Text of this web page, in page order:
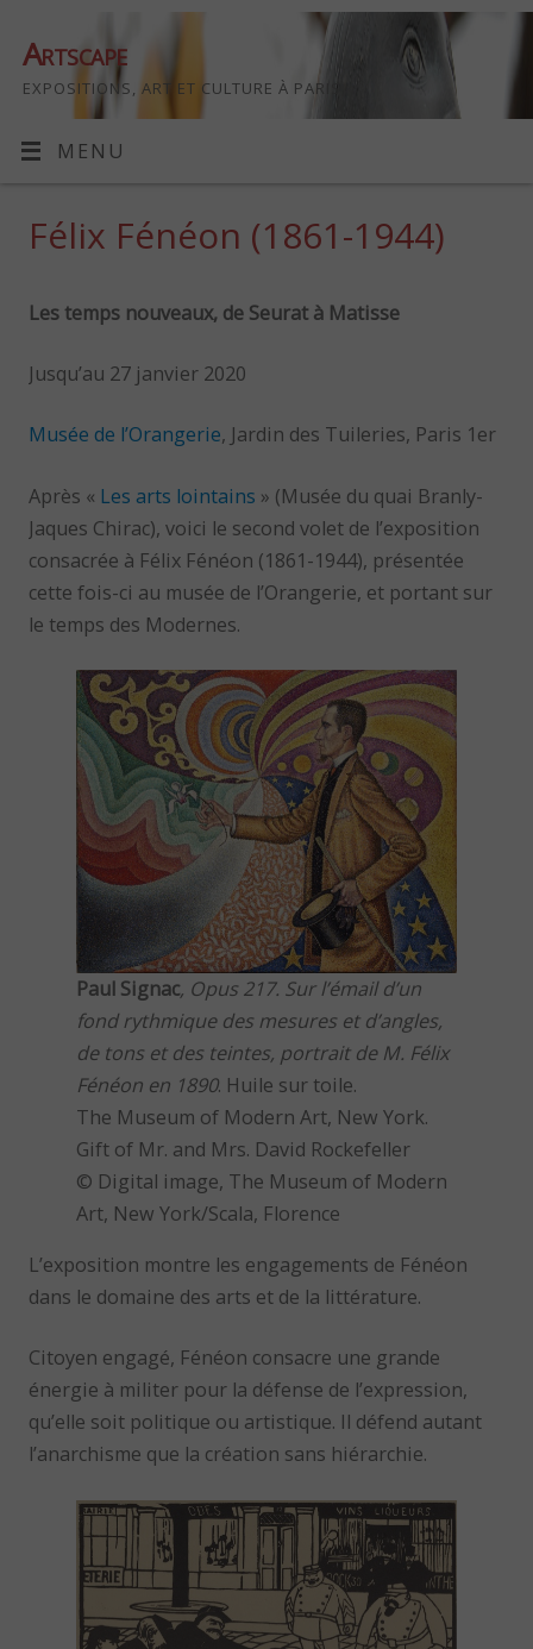
Artscape
EXPOSITIONS, ART ET CULTURE À PARIS
MENU
Félix Fénéon (1861-1944)
Les temps nouveaux, de Seurat à Matisse
Jusqu’au 27 janvier 2020
Musée de l’Orangerie, Jardin des Tuileries, Paris 1er
Après « Les arts lointains » (Musée du quai Branly-
Jaques Chirac), voici le second volet de l’exposition
consacrée à Félix Fénéon (1861-1944), présentée
cette fois-ci au musée de l’Orangerie, et portant sur
le temps des Modernes.
Paul Signac, Opus 217. Sur l’émail d’un
fond rythmique des mesures et d’angles,
de tons et des teintes, portrait de M. Félix
Fénéon en 1890. Huile sur toile.
The Museum of Modern Art, New York.
Gift of Mr. and Mrs. David Rockefeller
© Digital image, The Museum of Modern
Art, New York/Scala, Florence
L’exposition montre les engagements de Fénéon
dans le domaine des arts et de la littérature.
Citoyen engagé, Fénéon consacre une grande
énergie à militer pour la défense de l’expression,
qu’elle soit politique ou artistique. Il défend autant
l’anarchisme que la création sans hiérarchie.